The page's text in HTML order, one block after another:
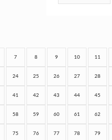
7 8 9 10 11
24 25 26 27 28
41 42 43 44 45
58 59 60 61 62
75 76 77 78 79